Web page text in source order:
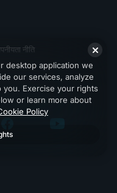
नीति
desktop application we
our services, analyze
you. Exercise your rights
or learn more about
Policy